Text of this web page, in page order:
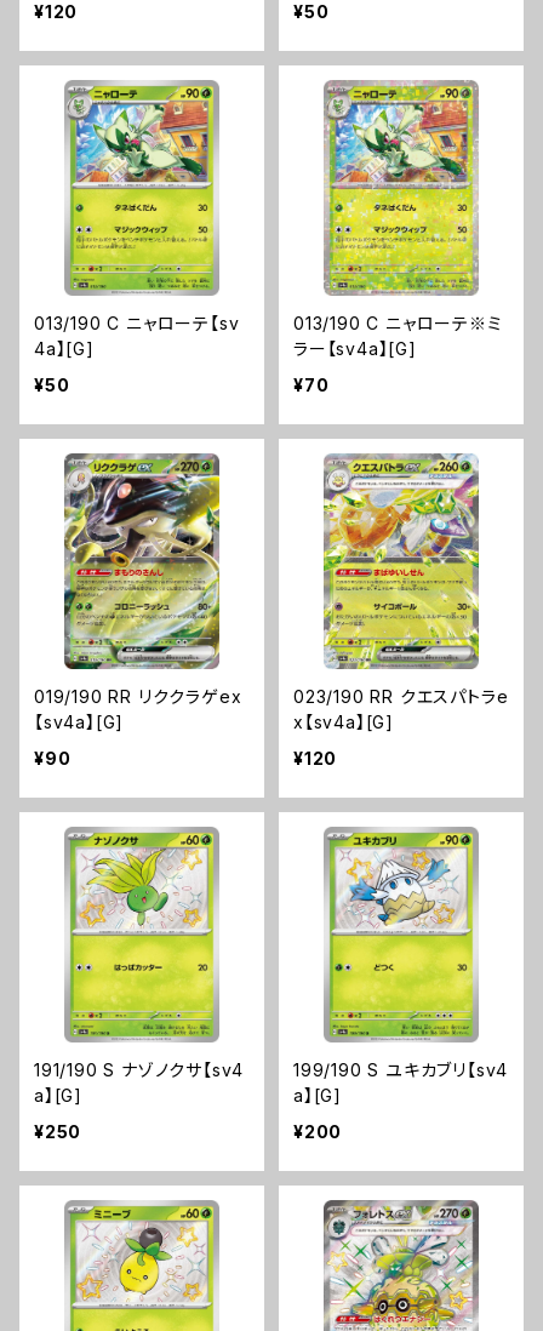
¥120
¥50
013/190 C ニャローテ【sv
4a】[G]
¥50
013/190 C ニャローテ※ミ
ラー【sv4a】[G]
¥70
019/190 RR リククラゲex
【sv4a】[G]
¥90
023/190 RR クエスパトラe
x【sv4a】[G]
¥120
191/190 S ナゾノクサ【sv4
a】[G]
¥250
199/190 S ユキカブリ【sv4
a】[G]
¥200